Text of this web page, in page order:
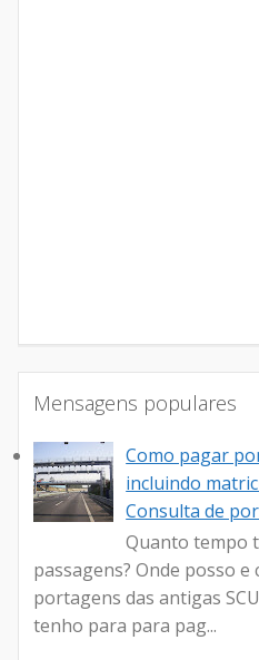
Mensagens populares
Como pagar
incluindo
Consulta de
Quanto tempo
passagens? Onde posso
portagens das antigas
tenho para para pag...